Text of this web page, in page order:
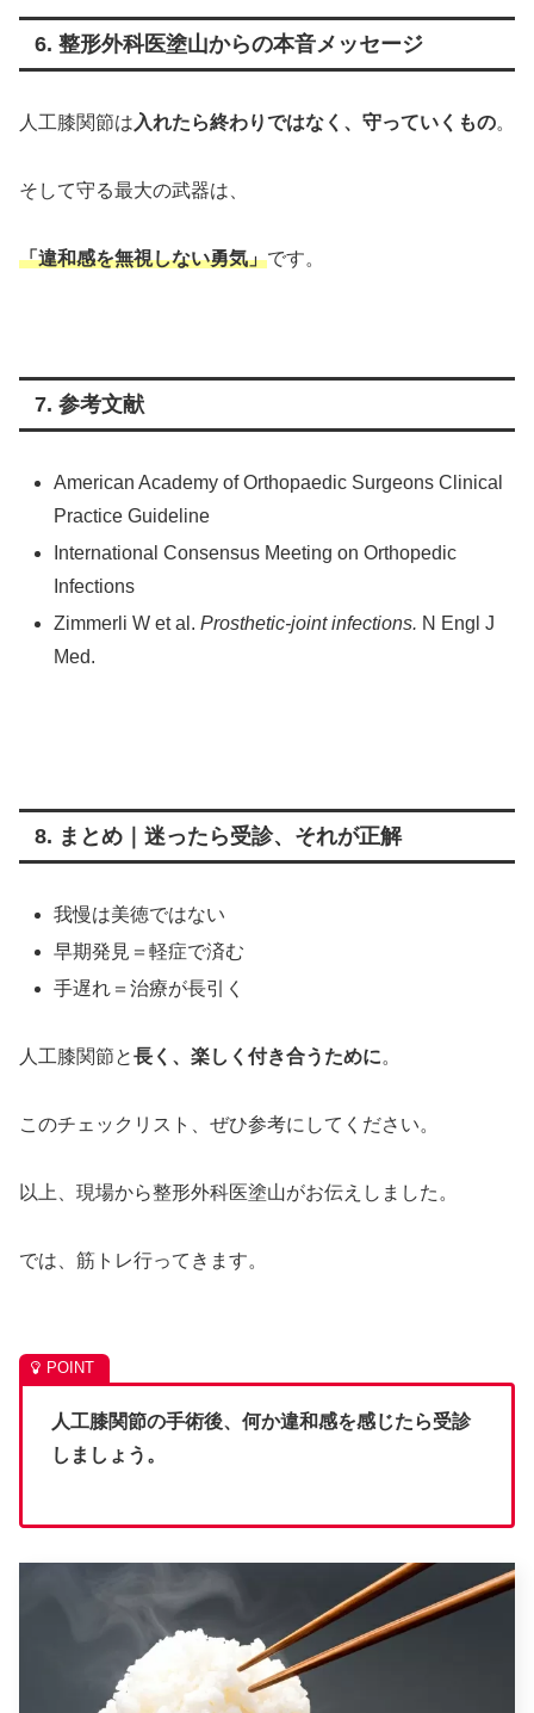
6. 整形外科医塗山からの本音メッセージ
人工膝関節は 入れたら終わりではなく、守っていくもの。
そして守る最大の武器は、
「違和感を無視しない勇気」です。
7. 参考文献
American Academy of Orthopaedic Surgeons Clinical
Practice Guideline
International Consensus Meeting on Orthopedic
Infections
Zimmerli W et al.Prosthetic-joint infections. N Engl J
Med.
8. まとめ｜迷ったら受診、それが正解
我慢は美徳ではない
早期発見＝軽症で済む
手遅れ＝治療が長引く
人工膝関節と長く、楽しく付き合うために。
このチェックリスト、ぜひ参考にしてください。
以上、現場から整形外科医塗山がお伝えしました。
では、筋トレ行ってきます。
人工膝関節の手術後、何か違和感を感じたら受診
しましょう。